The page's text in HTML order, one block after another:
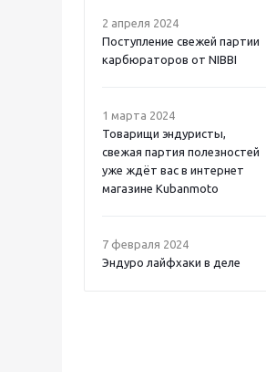
2 апреля 2024
Поступление свежей партии
карбюраторов от NIBBI
1 марта 2024
Товарищи эндуристы,
свежая партия полезностей
уже ждёт вас в интернет
магазине Kubanmoto
7 февраля 2024
Эндуро лайфхаки в деле